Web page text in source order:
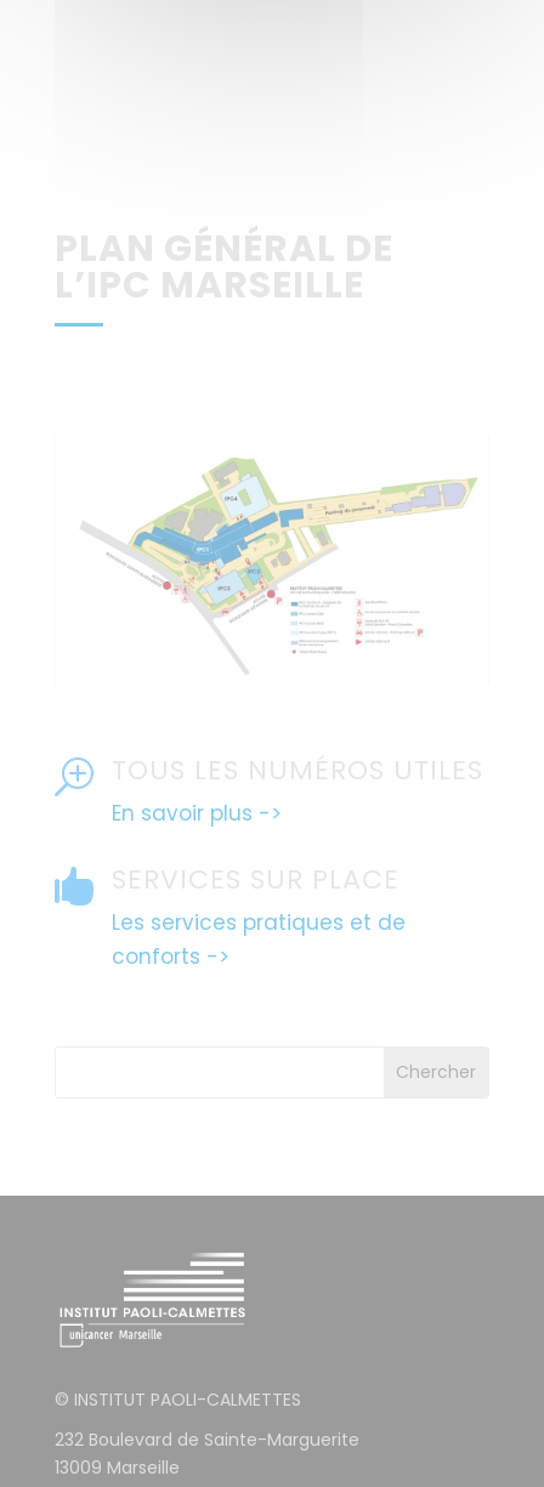
PLAN GÉNÉRAL DE
L’IPC MARSEILLE
T TOUS LES NUMÉROS UTILES
En savoir plus ->
 SERVICES SUR PLACE
Les services pratiques et de
conforts ->
© INSTITUT PAOLI-CALMETTES
232 Boulevard de Sainte-Marguerite
13009 Marseille